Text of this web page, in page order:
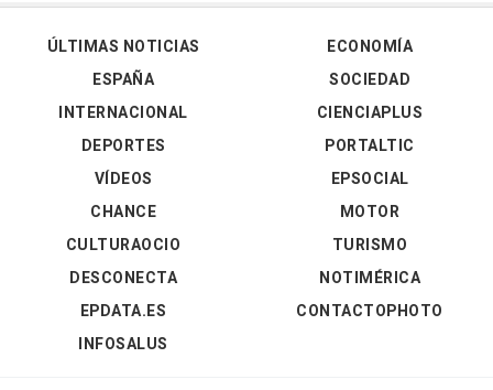
ÚLTIMAS NOTICIAS
ESPAÑA
INTERNACIONAL
DEPORTES
VÍDEOS
ECONOMÍA
SOCIEDAD
CIENCIAPLUS
PORTALTIC
EPSOCIAL
CHANCE
CULTURAOCIO
DESCONECTA
EPDATA.ES
INFOSALUS
MOTOR
TURISMO
NOTIMÉRICA
CONTACTOPHOTO